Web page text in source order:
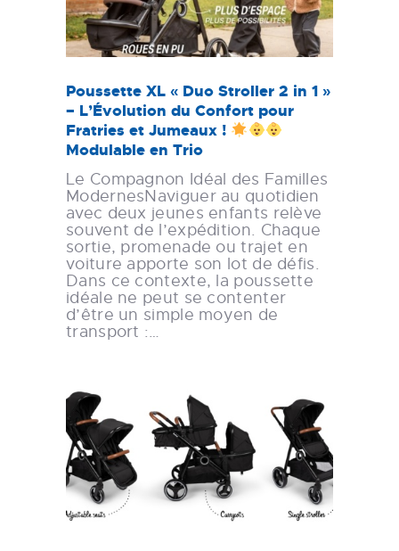
Poussette XL « Duo Stroller 2 in 1 »
– L’Évolution du Confort pour
Fratries et Jumeaux !
Modulable en Trio
Le Compagnon Idéal des Familles
ModernesNaviguer au quotidien
avec deux jeunes enfants relève
souvent de l’expédition. Chaque
sortie, promenade ou trajet en
voiture apporte son lot de défis.
Dans ce contexte, la poussette
idéale ne peut se contenter
d’être un simple moyen de
transport :…